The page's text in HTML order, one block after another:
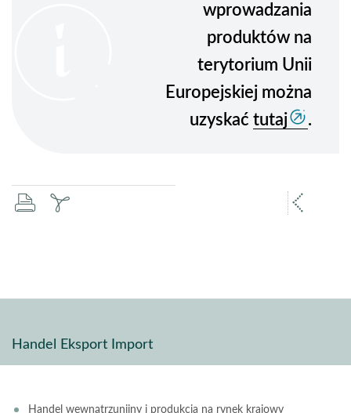
wprowadzania
produktów na
terytorium Unii
Europejskiej można
uzyskać tutaj .
drukujzapisz
Handel Eksport Import
Handel wewnątrzunijny i produkcja na rynek krajowy